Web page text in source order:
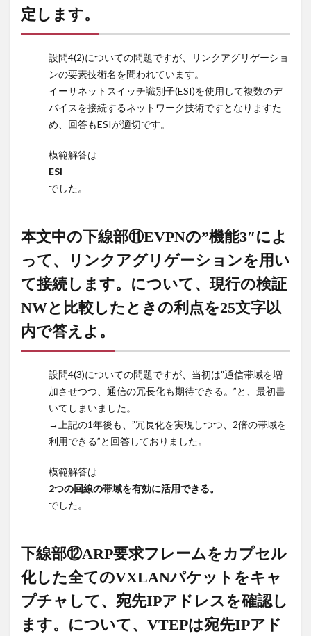
L3SW
に作
成す
ンク
リゲ
ーシ
ョン
理イ
ンタ
同一
の物
理サ
ーバ
続さ
れて
いる
を識
同じ
設定
しま
本文中
の下線
部
⑪EVPN
の”機能
3″によ
定します。
設問4(2)についての問題ですが、リンクアグリゲーショ
ンの要素技術名を問われています。
イーサネットスイッチ識別子(ESI)を使用して複数のデ
バイスを接続するネットワーク技術ですとなりますた
め、回答もESIが適切です。
模範解答は
ESI
でした。
本文中の下線部⑪EVPNの”機能3″によ
って、リンクアグリゲーションを用い
て接続します。について、現行の検証
NWと比較したときの利点を25文字以
内で答えよ。
設問4(3)についての問題ですが、当初は”通信帯域を増
加させつつ、通信の冗長化も期待できる。”と、最初書
いてしまいました。
→上記の1年後も、”冗長化を実現しつつ、2倍の帯域を
利用できる”と回答しておりました。
模範解答は
2つの回線の帯域を有効に活用できる。
でした。
下線部⑫ARP要求フレームをカプセル
化した全てのVXLANパケットをキャ
プチャして、宛先IPアドレスを確認し
ます。について、VTEPは宛先IPアド